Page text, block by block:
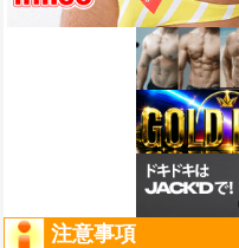
注意事項